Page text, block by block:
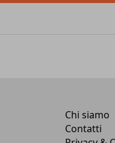
in Italia le perle del
Chi siamo
Contatti